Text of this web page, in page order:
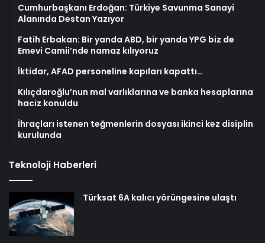
Cumhurbaşkanı Erdoğan: Türkiye Savunma Sanayi
Alanında Destan Yazıyor
Fatih Erbakan: Bir yanda ABD, bir yanda YPG biz de
Emevi Camii’nde namaz kılıyoruz
İktidar, AFAD personeline kapıları kapattı…
Kılıçdaroğlu’nun mal varlıklarına ve banka hesaplarına
haciz konuldu
İhraçları istenen teğmenlerin dosyası ikinci kez disiplin
kurulunda
Teknoloji Haberleri
Türksat 6A kalıcı yörüngesine ulaştı